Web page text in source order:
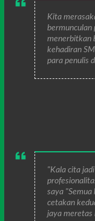
Kita
bermunculan
menerbitkan
kehadiran
para penulis
"Kala cita
saya
cetakan
jaya meretas